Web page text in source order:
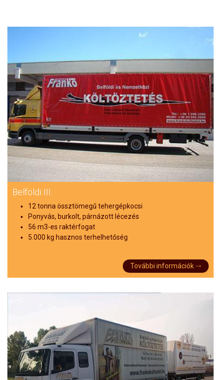
Belföldi III.
12 tonna össztömegű tehergépkocsi
Ponyvás, burkolt, párnázott lécezés
56 m3-es raktérfogat
5.000 kg hasznos terhelhetőség
További információk ⤑